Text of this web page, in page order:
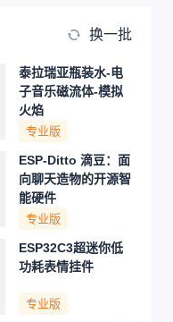
换一批
泰拉瑞亚瓶装水-电
子音乐磁流体-模拟
火焰
专业版
ESP-Ditto 滴豆：面
向聊天造物的开源智
能硬件
专业版
ESP32C3超迷你低
功耗表情挂件
专业版